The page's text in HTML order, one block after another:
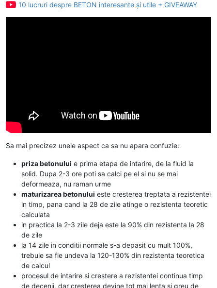
10 lucruri despre BETON interesante și utile + GIVEAWAY
Sa mai precizez unele aspect ca sa nu apara confuzie:
priza betonului e prima etapa de intarire, de la fluid la
solid. Dupa 2-3 ore poti sa calci pe el si nu se mai
deformeaza, nu raman urme
maturizarea betonului este cresterea treptata a rezistentei
in timp, pana cand la 28 de zile atinge o rezistenta teoretic
calculata
in practica la 2-3 zile deja este la 90% din rezistenta la 28
de zile
la 14 zile in conditii normale s-a depasit cu mult 100%,
trebuie sa fie undeva la 120-130% din rezistenta teoretica
de calcul
procesul de intarire si crestere a rezistentei continua timp
de decenii, dar cresterea devine tot mai lenta si greu de